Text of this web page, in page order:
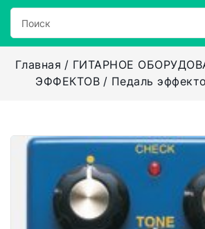
Главная ГИТАРНОЕ
ЭФФЕКТОВ
Педаль